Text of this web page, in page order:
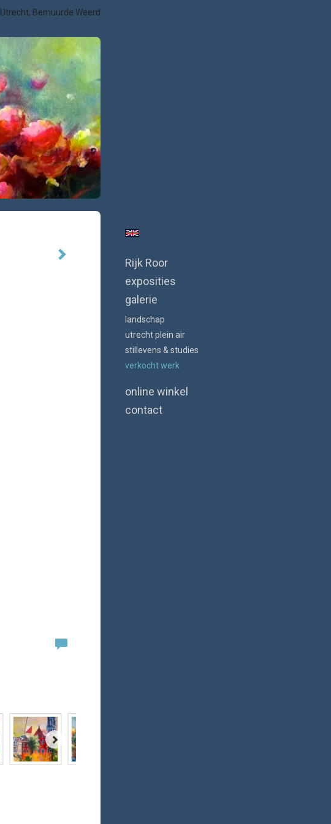
Utrecht, Bemuurde Weerd
Rijk Roor
exposities
galerie
landschap
utrecht plein air
stillevens & studies
verkocht werk
online winkel
contact